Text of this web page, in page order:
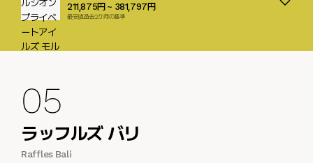
211,875円~ 381,797円
最安値過去2か月の基準
05
ラッフルズ バリ
Raffles Bali